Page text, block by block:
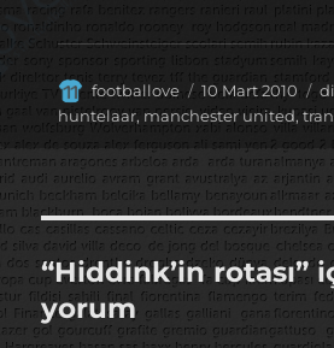
Yazar
footballove
Yayın
tarihi
10 Mart 2010
huntelaar, manchester united,
“Hiddink’in rotası”
yorum